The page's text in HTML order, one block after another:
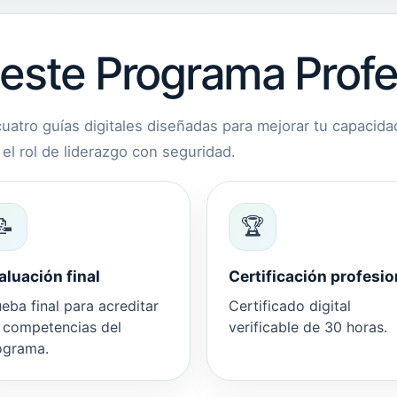
Programa
guías digitales diseñadas para mejorar tu
rol de liderazgo con seguridad.
final
final para acreditar
del
🏆
Certificación
Certificado digital
verificable de 30 horas.